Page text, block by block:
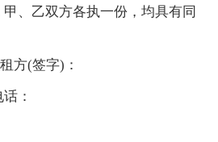
、乙双方各执一份，均具有同
方(签字)：
：